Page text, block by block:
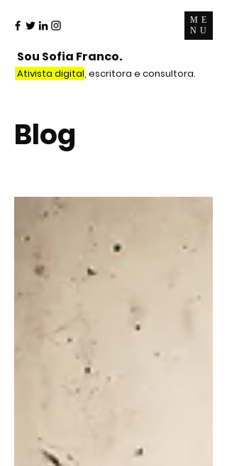
ME
NU
Sou Sofia Franco.
Ativista digital, escritora e consultora.
Blog